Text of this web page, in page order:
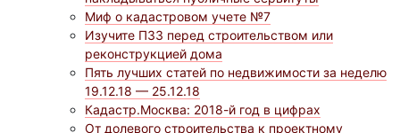
Миф о кадастровом учете №7
Изучите ПЗЗ перед строительством или
реконструкцией дома
Пять лучших статей по недвижимости за неделю
19.12.18 — 25.12.18
Кадастр.Москва: 2018-й год в цифрах
От долевого строительства к проектному